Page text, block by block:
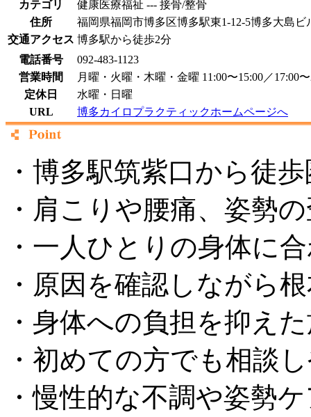
カテゴリ
健康医療福祉 --- 接骨/整骨
住所
福岡県福岡市博多区博多駅東1-12-5博多大島ビ
交通アクセス 博多駅から徒歩2分
電話番号
092-483-1123
営業時間
月曜・火曜・木曜・金曜 11:00〜15:00／17:00
定休日
水曜・日曜
URL
博多カイロプラクティックホームページへ
・博多駅筑紫口から徒
・肩こりや腰痛、姿勢
・一人ひとりの身体に
・原因を確認しながら
・身体への負担を抑え
・初めての方でも相談
・慢性的な不調や姿勢